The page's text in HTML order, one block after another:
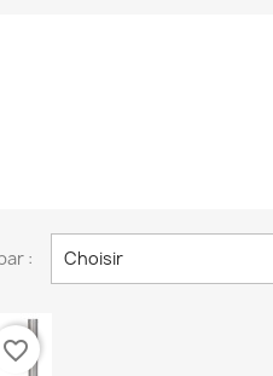
: Choisir
favorite_border